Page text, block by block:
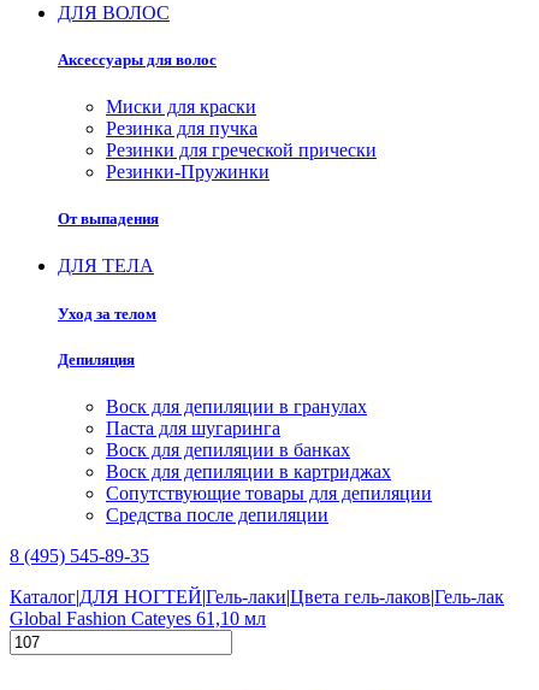
ДЛЯ ВОЛОС
Аксессуары для волос
Миски для краски
Резинка для пучка
Резинки для греческой прически
Резинки-Пружинки
От выпадения
ДЛЯ ТЕЛА
Уход за телом
Депиляция
Воск для депиляции в гранулах
Паста для шугаринга
Воск для депиляции в банках
Воск для депиляции в картриджах
Сопутствующие товары для депиляции
Средства после депиляции
8 (495) 545-89-35
Каталог|ДЛЯ НОГТЕЙ|Гель-лаки|Цвета гель-лаков|Гель-лак
Global Fashion Cateyes 61,10 мл